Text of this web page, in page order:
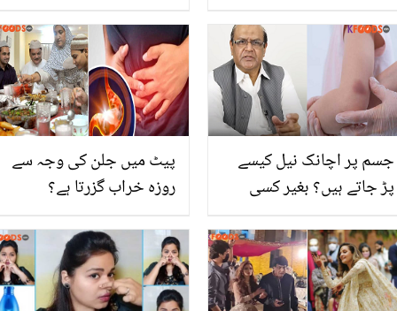
جو کئی خطرناک بیماریوں
سے بچائیں
کی سعودی عرب میں رہتی
ہوئی لڑکی سے شادی کیسے
ہوئی؟
پیٹ میں جلن کی وجہ سے
روزہ خراب گزرتا ہے؟
اور تیزابیت سے بچنے کے
لیے ایسا حکیمی نسخہ جو
سب کے کام آئے
جسم پر اچانک نیل کیسے
پڑ جاتے ہیں؟ بغیر کسی
نیل کم کرنے کے لئے ڈاکٹر نے
کیا علاج بتایا؟